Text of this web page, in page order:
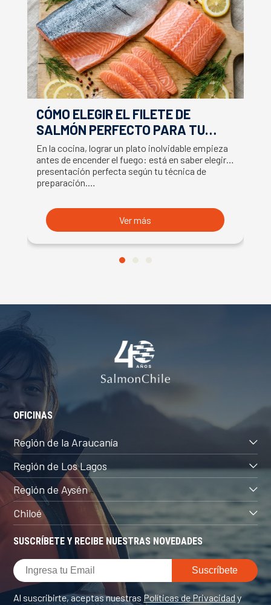
CÓMO ELEGIR EL FILETE DE
SALMÓN PERFECTO PARA TU
RECETA
En la cocina, lograr un plato inolvidable empieza
antes de encender el fuego: está en saber elegir la
presentación perfecta según tu técnica de
preparación.…
Ver más
SUSCRÍBETE Y RECIBE NUESTRAS NOVEDADES
Al suscribirte, aceptas nuestras Políticas de Privacidady
OFICINAS
Región de la Araucanía
Región de Los Lagos
Región de Aysén
Chiloé